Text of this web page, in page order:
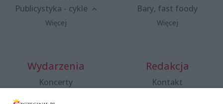
Publicystyka - cykle
Więcej
Bary, fast foody
Więcej
Wydarzenia
Koncerty
Redakcja
Kontakt